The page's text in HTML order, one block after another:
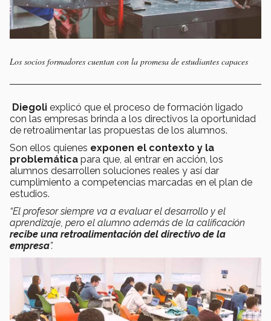
Los socios formadores cuentan con la promesa de estudiantes capaces
Diegoli explicó que el proceso de formación ligado
con las empresas brinda a los directivos la oportunidad
de retroalimentar las propuestas de los alumnos.
Son ellos quienes exponen el contexto y la
problemática para que, al entrar en acción, los
alumnos desarrollen soluciones reales y así dar
cumplimiento a competencias marcadas en el plan de
estudios.
“El profesor siempre va a evaluar el desarrollo y el
aprendizaje, pero el alumno además de la calificación
recibe una retroalimentación del directivo de la
empresa”.